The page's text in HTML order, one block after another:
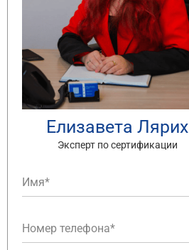
Елизавета Лярих
Эксперт по сертификации